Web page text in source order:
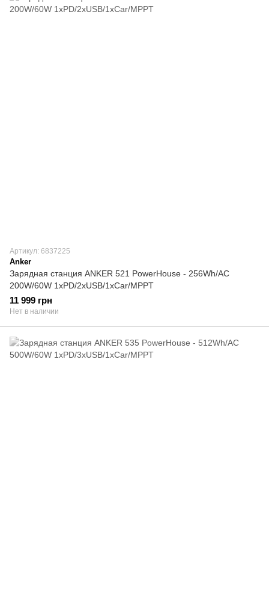
Артикул: 6837225
Anker
Зарядная станция ANKER 521 PowerHouse - 256Wh/AC
200W/60W 1xPD/2xUSB/1xCar/MPPT
11 999 грн
Нет в наличии